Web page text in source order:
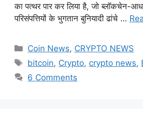
का पत्थर पार कर लिया है, जो ब्लॉकचेन-
परिसंपत्तियों के भुगतान बुनियादी ढांचे …
Categories
Coin News, CRYPTO NEWS
Tags
bitcoin, Crypto, crypto news,
6 Comments